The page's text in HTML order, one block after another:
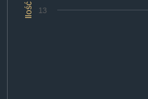
Ilość 13